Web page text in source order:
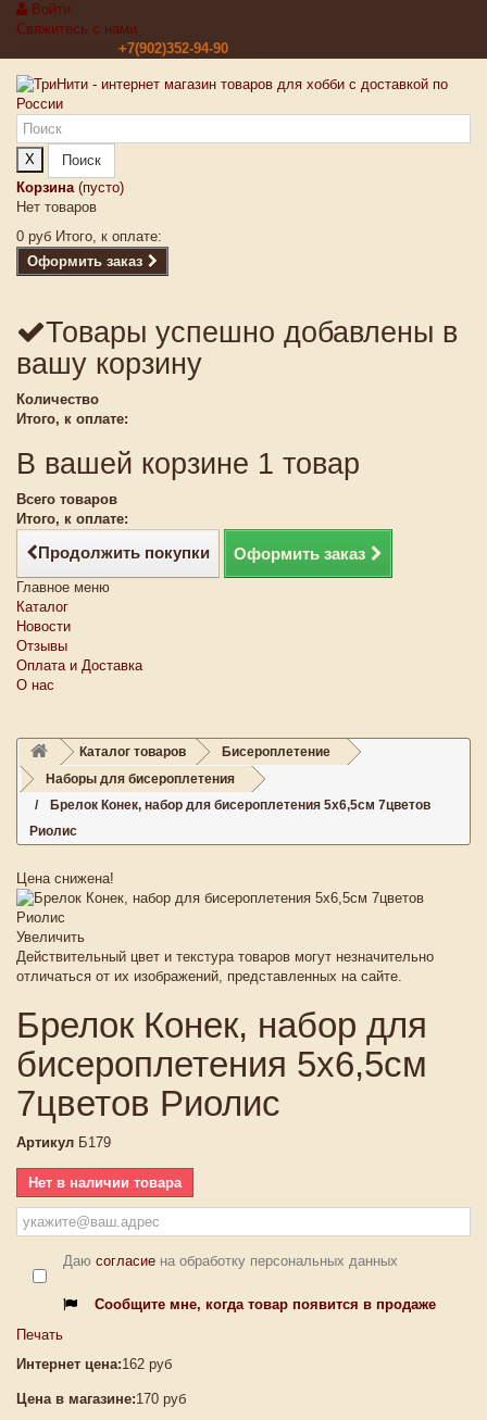
Войти
Свяжитесь с нами
+7(902)352-94-90
X
Поиск
Корзина (пусто)
Нет товаров
0 руб Итого, к оплате:
Оформить заказ
Товары успешно добавлены в
вашу корзину
Количество
Итого, к оплате:
В вашей корзине 1 товар
Всего товаров
Итого, к оплате:
Продолжить покупки Оформить заказ
Главное меню
Каталог
Новости
Отзывы
Оплата и Доставка
О нас
Каталог товаров
Бисероплетение
Наборы для бисероплетения
Брелок Конек, набор для бисероплетения 5х6,5см 7цветов
Риолис
Цена снижена!
Увеличить
Действительный цвет и текстура товаров могут незначительно
отличаться от их изображений, представленных на сайте.
Брелок Конек, набор для
бисероплетения 5х6,5см
7цветов Риолис
Артикул Б179
Нет в наличии товара
Даю согласие на обработку персональных данных
Сообщите мне, когда товар появится в продаже
Печать
Интернет цена:162 руб
Цена в магазине:170 руб